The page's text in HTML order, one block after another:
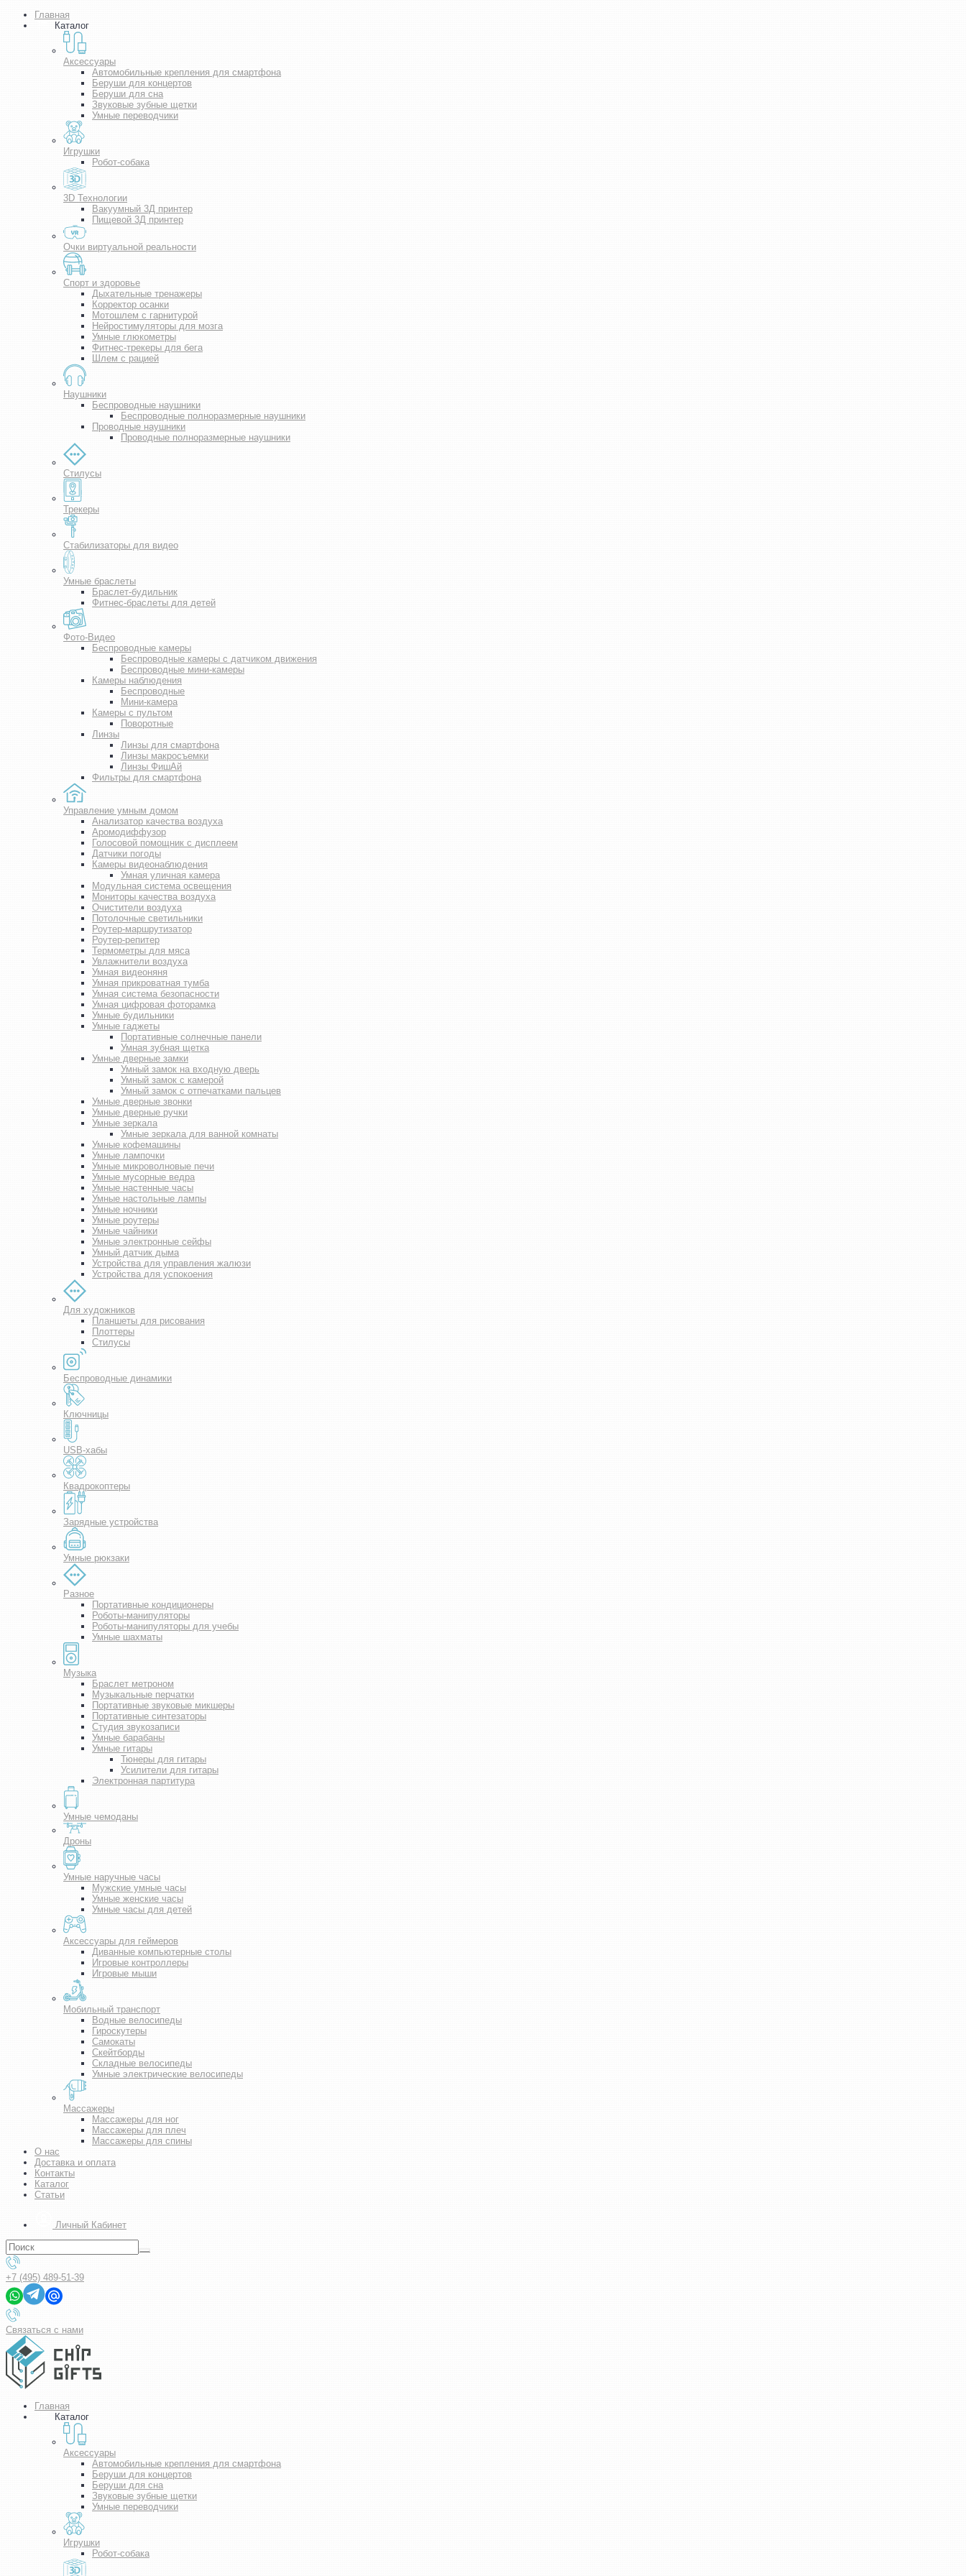
Главная
Каталог
Аксессуары
Автомобильные крепления для смартфона
Беруши для концертов
Беруши для сна
Звуковые зубные щетки
Умные переводчики
Игрушки
Робот-собака
3D Технологии
Вакуумный 3Д принтер
Пищевой 3Д принтер
Очки виртуальной реальности
Спорт и здоровье
Дыхательные тренажеры
Корректор осанки
Мотошлем с гарнитурой
Нейростимуляторы для мозга
Умные глюкометры
Фитнес-трекеры для бега
Шлем с рацией
Наушники
Беспроводные наушники
Беспроводные полноразмерные наушники
Проводные наушники
Проводные полноразмерные наушники
Стилусы
Трекеры
Стабилизаторы для видео
Умные браслеты
Браслет-будильник
Фитнес-браслеты для детей
Фото-Видео
Беспроводные камеры
Беспроводные камеры с датчиком движения
Беспроводные мини-камеры
Камеры наблюдения
Беспроводные
Мини-камера
Камеры с пультом
Поворотные
Линзы
Линзы для смартфона
Линзы макросъемки
Линзы ФишАй
Фильтры для смартфона
Управление умным домом
Анализатор качества воздуха
Аромодиффузор
Голосовой помощник с дисплеем
Датчики погоды
Камеры видеонаблюдения
Умная уличная камера
Модульная система освещения
Мониторы качества воздуха
Очистители воздуха
Потолочные светильники
Роутер-маршрутизатор
Роутер-репитер
Термометры для мяса
Увлажнители воздуха
Умная видеоняня
Умная прикроватная тумба
Умная система безопасности
Умная цифровая фоторамка
Умные будильники
Умные гаджеты
Портативные солнечные панели
Умная зубная щетка
Умные дверные замки
Умный замок на входную дверь
Умный замок с камерой
Умный замок с отпечатками пальцев
Умные дверные звонки
Умные дверные ручки
Умные зеркала
Умные зеркала для ванной комнаты
Умные кофемашины
Умные лампочки
Умные микроволновые печи
Умные мусорные ведра
Умные настенные часы
Умные настольные лампы
Умные ночники
Умные роутеры
Умные чайники
Умные электронные сейфы
Умный датчик дыма
Устройства для управления жалюзи
Устройства для успокоения
Для художников
Планшеты для рисования
Плоттеры
Стилусы
Беспроводные динамики
Ключницы
USB-хабы
Квадрокоптеры
Зарядные устройства
Умные рюкзаки
Разное
Портативные кондиционеры
Роботы-манипуляторы
Роботы-манипуляторы для учебы
Умные шахматы
Музыка
Браслет метроном
Музыкальные перчатки
Портативные звуковые микшеры
Портативные синтезаторы
Студия звукозаписи
Умные барабаны
Умные гитары
Тюнеры для гитары
Усилители для гитары
Электронная партитура
Умные чемоданы
Дроны
Умные наручные часы
Мужские умные часы
Умные женские часы
Умные часы для детей
Аксессуары для геймеров
Диванные компьютерные столы
Игровые контроллеры
Игровые мыши
Мобильный транспорт
Водные велосипеды
Гироскутеры
Самокаты
Скейтборды
Складные велосипеды
Умные электрические велосипеды
Массажеры
Массажеры для ног
Массажеры для плеч
Массажеры для спины
О нас
Доставка и оплата
Контакты
Каталог
Статьи
Личный Кабинет
+7 (495) 489-51-39
Связаться с нами
Главная
Каталог
Аксессуары
Автомобильные крепления для смартфона
Беруши для концертов
Беруши для сна
Звуковые зубные щетки
Умные переводчики
Игрушки
Робот-собака